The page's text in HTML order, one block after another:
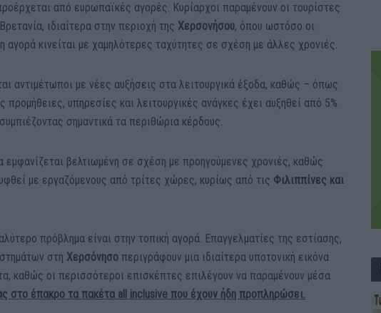
από ευρωπαϊκές αγορές. Κυρίαρχοι παραμένουν οι τουρίστες
ιδιαίτερα στην περιοχή της Χερσονήσου, όπου ωστόσο οι
αγορά κινείται με χαμηλότερες ταχύτητες σε σχέση με άλλες χρονιές.
αντιμέτωποι με νέες αυξήσεις στα λειτουργικά έξοδα, καθώς – όπως
υπηρεσίες και λειτουργικές ανάγκες έχει αυξηθεί από 5%
σημαντικά τα περιθώρια κέρδους.
εμφανίζεται βελτιωμένη σε σχέση με προηγούμενες χρονιές, καθώς
με εργαζόμενους από τρίτες χώρες, κυρίως από τις Φιλιππίνες και
πρόβλημα είναι στην τοπική αγορά. Επαγγελματίες της εστίασης,
στη Χερσόνησο περιγράφουν μια ιδιαίτερα υποτονική εικόνα
καθώς οι περισσότεροι επισκέπτες επιλέγουν να παραμένουν μέσα
στο έπακρο τα πακέτα all inclusive που έχουν ήδη προπληρώσει.